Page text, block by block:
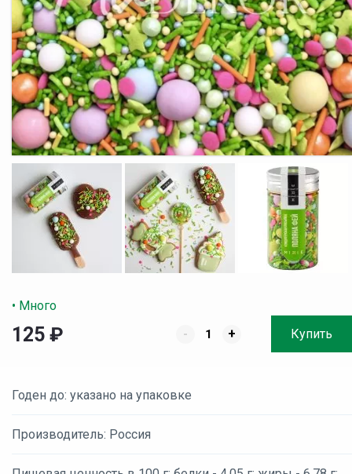
• Много
125 ₽ - + Купить
Годен до: указано на упаковке
Производитель: Россия